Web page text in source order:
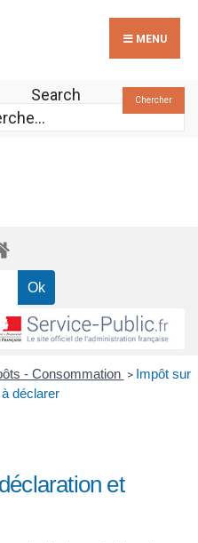
MENU
Search Chercher
- Consommation > Impôt sur
déclarer
et